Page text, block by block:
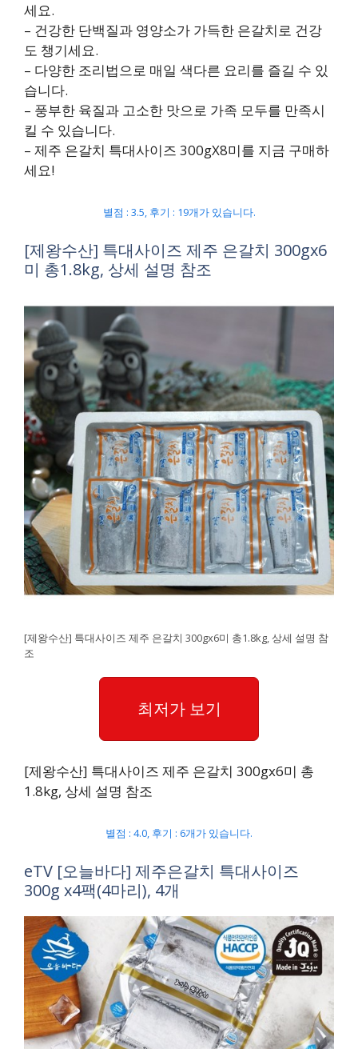
세요.
– 건강한 단백질과 영양소가 가득한 은갈치로 건강
도 챙기세요.
– 다양한 조리법으로 매일 색다른 요리를 즐길 수 있
습니다.
– 풍부한 육질과 고소한 맛으로 가족 모두를 만족시
킬 수 있습니다.
– 제주 은갈치 특대사이즈 300gX8미를 지금 구매하
세요!
별점 : 3.5, 후기 : 19개가 있습니다.
[제왕수산] 특대사이즈 제주 은갈치 300gx6
미 총1.8kg, 상세 설명 참조
[제왕수산] 특대사이즈 제주 은갈치 300gx6미 총1.8kg, 상세 설명 참
조
최저가 보기
[제왕수산] 특대사이즈 제주 은갈치 300gx6미 총
1.8kg, 상세 설명 참조
별점 : 4.0, 후기 : 6개가 있습니다.
eTV [오늘바다] 제주은갈치 특대사이즈
300g x4팩(4마리), 4개